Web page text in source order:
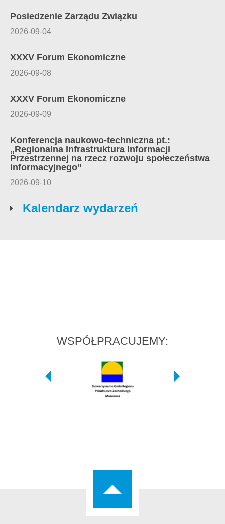
Posiedzenie Zarządu Związku
2026-09-04
XXXV Forum Ekonomiczne
2026-09-08
XXXV Forum Ekonomiczne
2026-09-09
Konferencja naukowo-techniczna pt.:
„Regionalna Infrastruktura Informacji
Przestrzennej na rzecz rozwoju społeczeństwa
informacyjnego”
2026-09-10
Kalendarz wydarzeń
WSPÓŁPRACUJEMY: